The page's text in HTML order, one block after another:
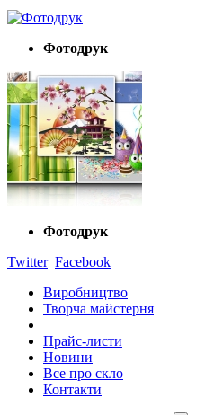
Фотодрук
Фотодрук
Twitter Facebook
Виробництво
Творча майстерня
Прайс-листи
Новини
Все про скло
Контакти